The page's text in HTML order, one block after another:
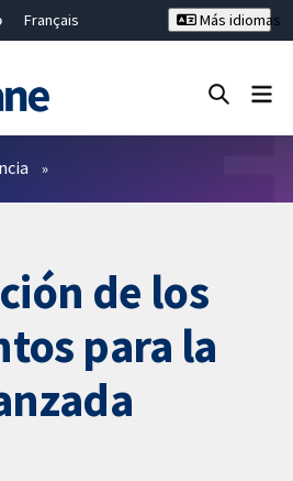
Français
體中文
Más idiomas
de los
para la